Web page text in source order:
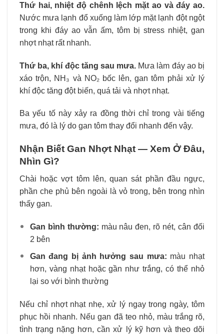
Thứ hai, nhiệt độ chênh lệch mặt ao và đáy ao.
Nước mưa lạnh đổ xuống làm lớp mặt lạnh đột ngột
trong khi đáy ao vẫn ấm, tôm bị stress nhiệt, gan
nhợt nhạt rất nhanh.
Thứ ba, khí độc tăng sau mưa. Mưa làm đáy ao bị
xáo trộn, NH₃ và NO₂ bốc lên, gan tôm phải xử lý
khí độc tăng đột biến, quá tải và nhợt nhạt.
Ba yếu tố này xảy ra đồng thời chỉ trong vài tiếng
mưa, đó là lý do gan tôm thay đổi nhanh đến vậy.
Nhận Biết Gan Nhợt Nhạt — Xem Ở Đâu,
Nhìn Gì?
Chài hoặc vợt tôm lên, quan sát phần đầu ngực,
phần che phủ bên ngoài là vỏ trong, bên trong nhìn
thấy gan.
Gan bình thường: màu nâu đen, rõ nét, cân đối
2 bên
Gan đang bị ảnh hưởng sau mưa: màu nhạt
hơn, vàng nhạt hoặc gần như trắng, có thể nhỏ
lại so với bình thường
Nếu chỉ nhợt nhạt nhẹ, xử lý ngay trong ngày, tôm
phục hồi nhanh. Nếu gan đã teo nhỏ, màu trắng rõ,
tình trạng nặng hơn, cần xử lý kỹ hơn và theo dõi